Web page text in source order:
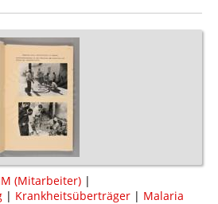
(Mitarbeiter) |
| Krankheitsüberträger | Malaria